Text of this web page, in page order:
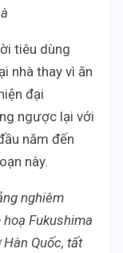
tiêu dùng
nhà thay vì ăn
đại
ngược lại với
năm đến
này.
nghiêm
hoạ Fukushima
Hàn Quốc, tất